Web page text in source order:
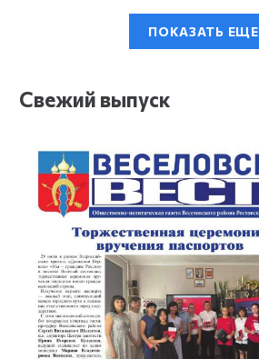
ПОКАЗАТЬ ЕЩЕ
Свежий выпуск